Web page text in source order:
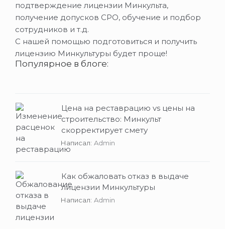
подтверждение лицензии Минкульта,
получение допусков СРО, обучение и подбор
сотрудников и т.д.
С нашей помощью подготовиться и получить
лицензию Минкультуры будет проще!
Популярное в блоге:
Цена на реставрацию vs цены на
строительство: Минкульт
скорректирует смету
Написал: Admin
Как обжаловать отказ в выдаче
лицензии Минкультуры
Написал: Admin